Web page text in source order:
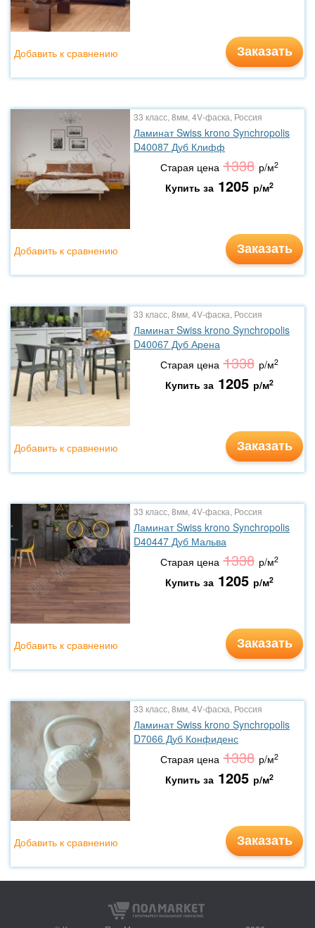
Заказать
Добавить к сравнению
33 класс, 8мм, 4V-фаска, Россия
Ламинат Swiss krono Synchropolis
D40087 Дуб Клифф
Старая цена 1338 р/м2
Купить за 1205 р/м2
Заказать
Добавить к сравнению
33 класс, 8мм, 4V-фаска, Россия
Ламинат Swiss krono Synchropolis
D40067 Дуб Арена
Старая цена 1338 р/м2
Купить за 1205 р/м2
Заказать
Добавить к сравнению
33 класс, 8мм, 4V-фаска, Россия
Ламинат Swiss krono Synchropolis
D40447 Дуб Мальва
Старая цена 1338 р/м2
Купить за 1205 р/м2
Заказать
Добавить к сравнению
33 класс, 8мм, 4V-фаска, Россия
Ламинат Swiss krono Synchropolis
D7066 Дуб Конфиденс
Старая цена 1338 р/м2
Купить за 1205 р/м2
Заказать
Добавить к сравнению